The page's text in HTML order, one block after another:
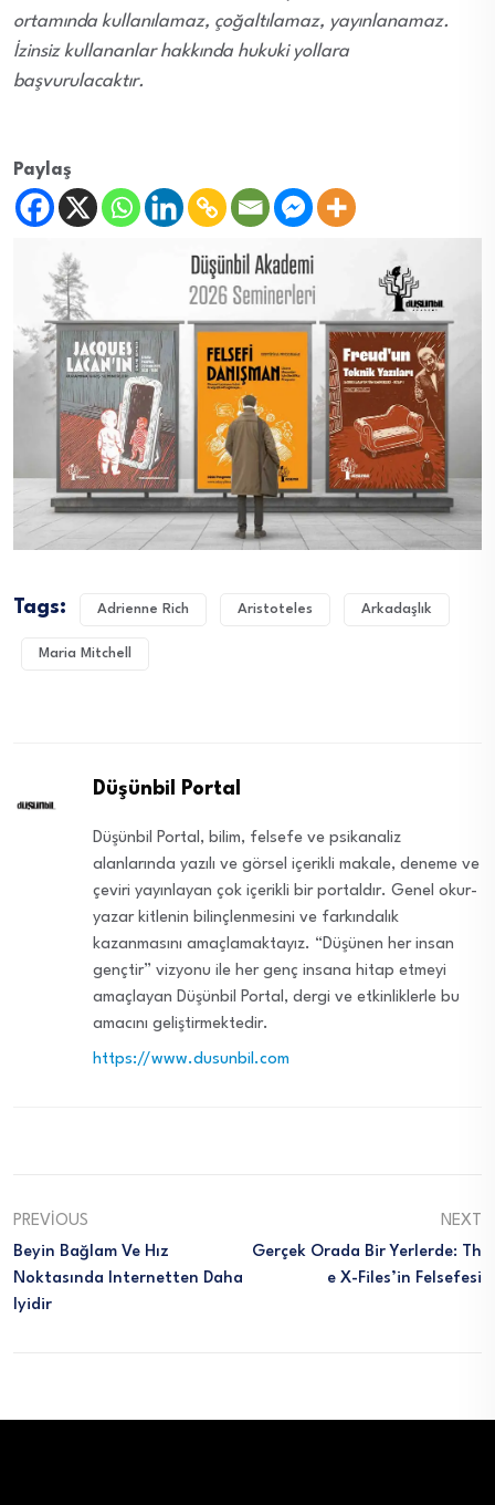
ortamında kullanılamaz, çoğaltılamaz, yayınlanamaz.
İzinsiz kullananlar hakkında hukuki yollara
başvurulacaktır.
Paylaş
Tags: Adrienne Rich Aristoteles Arkadaşlık
Maria Mitchell
Düşünbil Portal
Düşünbil Portal, bilim, felsefe ve psikanaliz
alanlarında yazılı ve görsel içerikli makale, deneme ve
çeviri yayınlayan çok içerikli bir portaldır. Genel okur-
yazar kitlenin bilinçlenmesini ve farkındalık
kazanmasını amaçlamaktayız. “Düşünen her insan
gençtir” vizyonu ile her genç insana hitap etmeyi
amaçlayan Düşünbil Portal, dergi ve etkinliklerle bu
amacını geliştirmektedir.
https://www.dusunbil.com
PREVIOUS
Beyin Bağlam Ve Hız
Noktasında Internetten Daha
Iyidir
NEXT
Gerçek Orada Bir Yerlerde: Th
E X-Files’in Felsefesi